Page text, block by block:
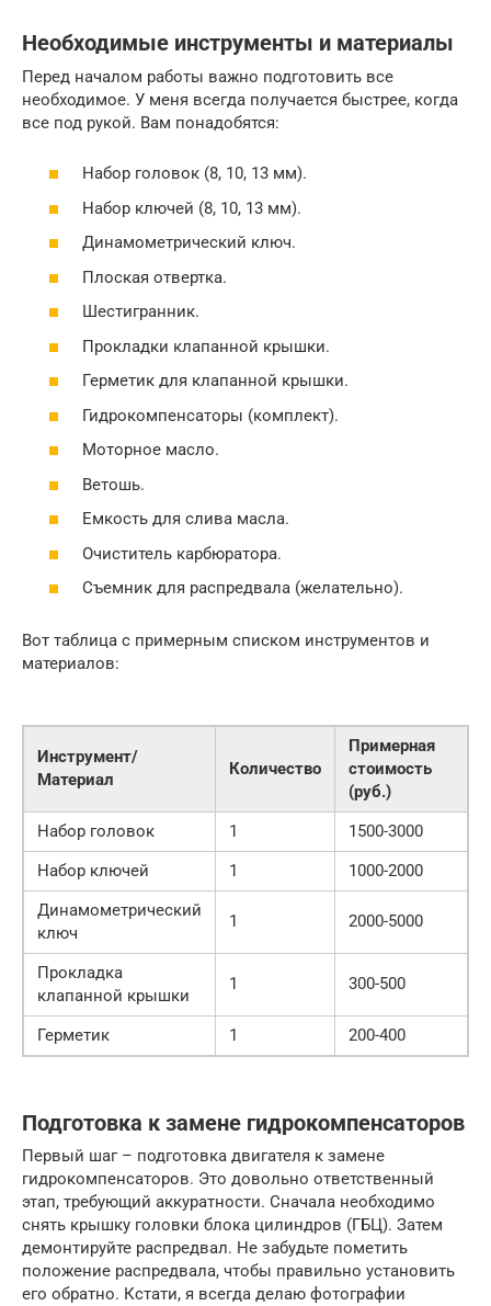
Необходимые инструменты и материалы
Перед началом работы важно подготовить все
необходимое. У меня всегда получается быстрее, когда
все под рукой. Вам понадобятся:
Набор головок (8, 10, 13 мм).
Набор ключей (8, 10, 13 мм).
Динамометрический ключ.
Плоская отвертка.
Шестигранник.
Прокладки клапанной крышки.
Герметик для клапанной крышки.
Гидрокомпенсаторы (комплект).
Моторное масло.
Ветошь.
Емкость для слива масла.
Очиститель карбюратора.
Съемник для распредвала (желательно).
Вот таблица с примерным списком инструментов и
материалов:
Инструмент/
Материал
Количество
Примерная
стоимость
(руб.)
Набор головок
1
1500-3000
Набор ключей
1
1000-2000
Динамометрический
ключ
1 2000-5000
Прокладка
клапанной крышки
1 300-500
Герметик 1 200-400
Подготовка к замене гидрокомпенсаторов
Первый шаг – подготовка двигателя к замене
гидрокомпенсаторов. Это довольно ответственный
этап, требующий аккуратности. Сначала необходимо
снять крышку головки блока цилиндров (ГБЦ). Затем
демонтируйте распредвал. Не забудьте пометить
положение распредвала, чтобы правильно установить
его обратно. Кстати, я всегда делаю фотографии